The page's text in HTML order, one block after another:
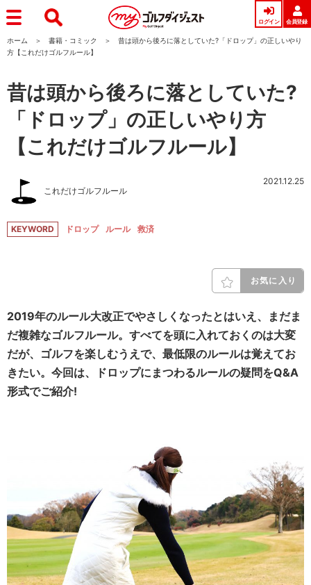
ログイン 会員登録
ホーム 書籍・コミック
昔は頭から後ろに落としていた?「ドロップ」の正しいやり
方【これだけゴルフルール】
昔は頭から後ろに落としていた?
「ドロップ」の正しいやり方
【これだけゴルフルール】
これだけゴルフルール
2021.12.25
KEYWORD ドロップ ルール 救済
お気に入り
2019年のルール大改正でやさしくなったとはいえ、まだま
だ複雑なゴルフルール。すべてを頭に入れておくのは大変
だが、ゴルフを楽しむうえで、最低限のルールは覚えてお
きたい。今回は、ドロップにまつわるルールの疑問をQ&A
形式でご紹介!